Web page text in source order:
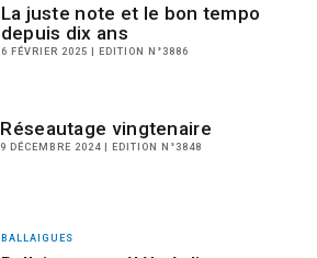
La juste note et le bon tempo
depuis dix ans
6 FÉVRIER 2025 | EDITION N°3886
Réseautage vingtenaire
9 DÉCEMBRE 2024 | EDITION N°3848
BALLAIGUES